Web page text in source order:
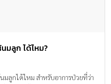
มลูก ได้ไหม?
ลูกได้ไหม สำหรับอาการป่วยที่ว่า